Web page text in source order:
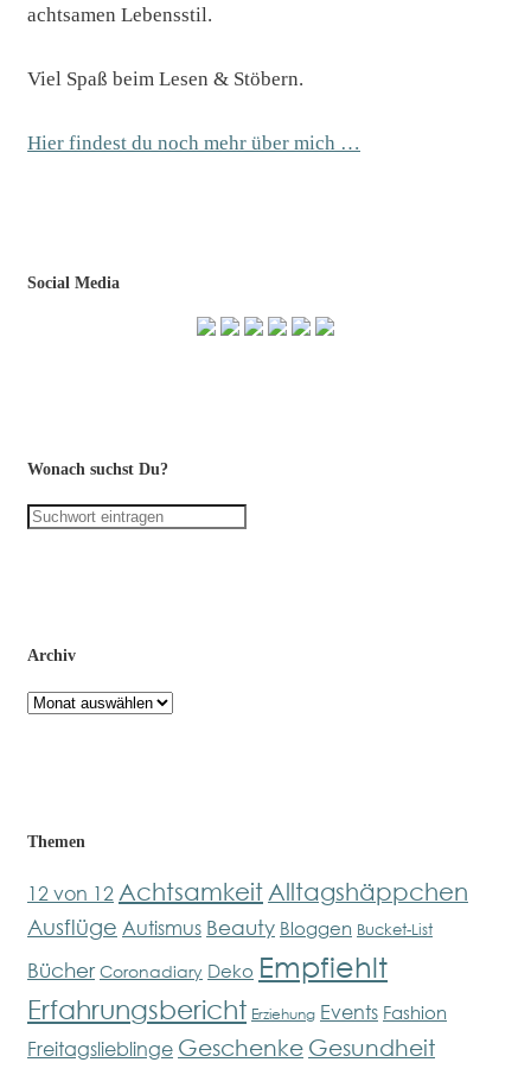
achtsamen Lebensstil.
Viel Spaß beim Lesen & Stöbern.
Hier findest du noch mehr über mich …
Social Media
Wonach suchst Du?
Archiv
Archiv
Themen
12 von 12 Achtsamkeit Alltagshäppchen
Ausflüge Autismus Beauty Bloggen Bucket-List
Bücher Coronadiary Deko Empfiehlt
Erfahrungsbericht Erziehung Events Fashion
Freitagslieblinge Geschenke Gesundheit